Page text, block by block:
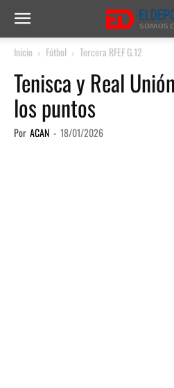
Inicio Fútbol Tercera RFEF G.12
Tenisca y Real
los puntos
Por ACAN - 18/01/2026